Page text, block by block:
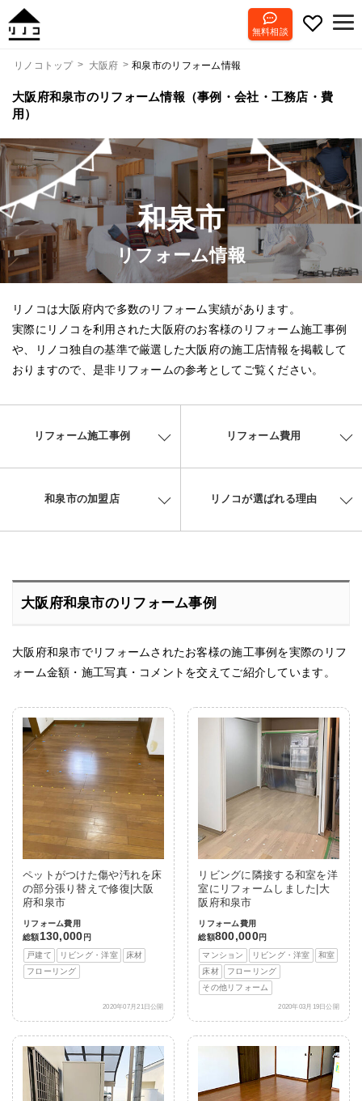
無料相談
リノコトップ 大阪府 和泉市のリフォーム情報
大阪府和泉市のリフォーム情報（事例・会社・工務店・費
用）
和泉市
リフォーム情報
リノコは大阪府内で多数のリフォーム実績があります。
実際にリノコを利用された大阪府のお客様のリフォーム施工事例
や、リノコ独自の基準で厳選した大阪府の施工店情報を掲載して
おりますので、是非リフォームの参考としてご覧ください。
リフォーム施工事例 リフォーム費用
和泉市の加盟店 リノコが選ばれる理由
大阪府和泉市のリフォーム事例
大阪府和泉市でリフォームされたお客様の施工事例を実際のリフ
ォーム金額・施工写真・コメントを交えてご紹介しています。
ペットがつけた傷や汚れを床
の部分張り替えで修復|大阪
府和泉市
リフォーム費用
総額130,000 円
戸建て
リビング・洋室
床材
フローリング
2020年07月21日公開
リビングに隣接する和室を洋
室にリフォームしました|大
阪府和泉市
リフォーム費用
総額800,000円
マンション
リビング・洋室
和室
床材
フローリング
その他リフォーム
2020年03月19日公開